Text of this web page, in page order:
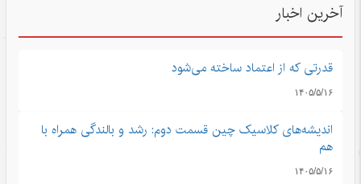
آخرین اخبار
قدرتی که از اعتماد ساخته می‌شود
۱۴۰۵/۵/۱۶
اندیشه‌های کلاسیک چین قسمت دوم: رشد و بالندگی همراه با
هم
۱۴۰۵/۵/۱۶